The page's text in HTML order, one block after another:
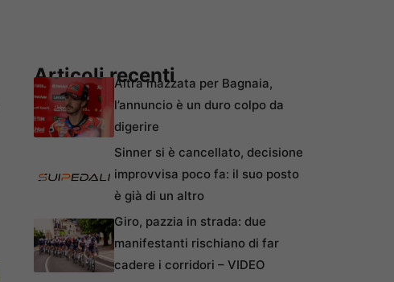
Articoli recentiAltra mazzata per Bagnaia,
l’annuncio è un duro colpo da
digerire
Sinner si è cancellato, decisione
improvvisa poco fa: il suo posto
è già di un altro
Giro, pazzia in strada: due
manifestanti rischiano di far
cadere i corridori – VIDEO